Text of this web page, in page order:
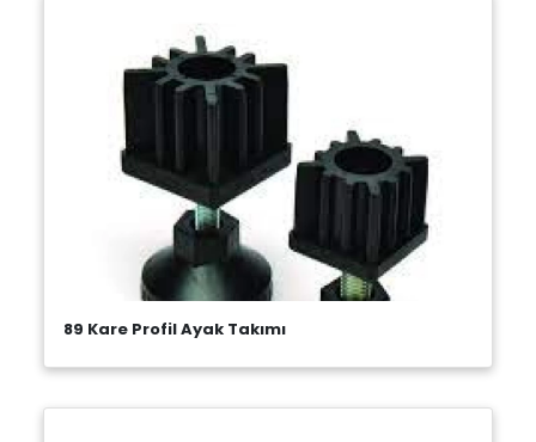
89 Kare Profil Ayak Takımı